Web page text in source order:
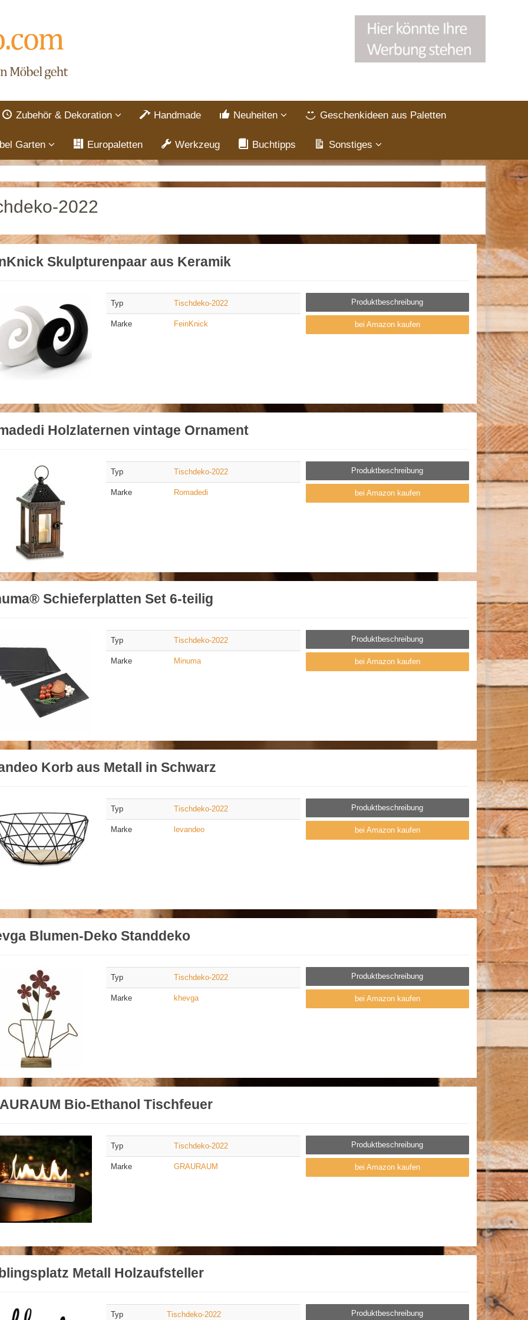
Zubehör & Dekoration Handmade Neuheiten Geschenkideen aus Paletten
Garten Europaletten Werkzeug Buchtipps Sonstiges
2022
Skulpturenpaar aus Keramik
Typ Tischdeko-2022
Marke FeinKnick
Produktbeschreibung
bei Amazon kaufen
Holzlaternen vintage Ornament
Typ Tischdeko-2022
Marke Romadedi
Produktbeschreibung
bei Amazon kaufen
Schieferplatten Set 6-teilig
Typ Tischdeko-2022
Marke Minuma
Produktbeschreibung
bei Amazon kaufen
Korb aus Metall in Schwarz
Typ Tischdeko-2022
Marke levandeo
Produktbeschreibung
bei Amazon kaufen
Blumen-Deko Standdeko
Typ Tischdeko-2022
Marke khevga
Produktbeschreibung
bei Amazon kaufen
Bio-Ethanol Tischfeuer
Typ Tischdeko-2022
Marke GRAURAUM
Produktbeschreibung
bei Amazon kaufen
Metall Holzaufsteller
Typ Tischdeko-2022 Produktbeschreibung